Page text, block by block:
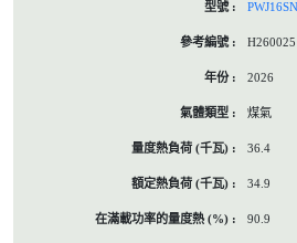
H260025
2026
煤氣
36.4
34.9
90.9